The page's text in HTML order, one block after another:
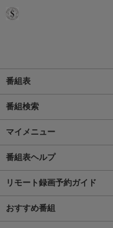
番組表
番組検索
マイメニュー
番組表ヘルプ
リモート録画予約ガイド
おすすめ番組